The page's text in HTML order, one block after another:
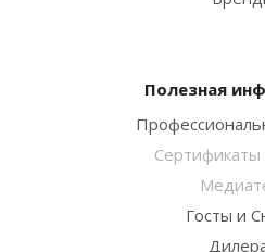
Полезная
Сертификаты
Госты и